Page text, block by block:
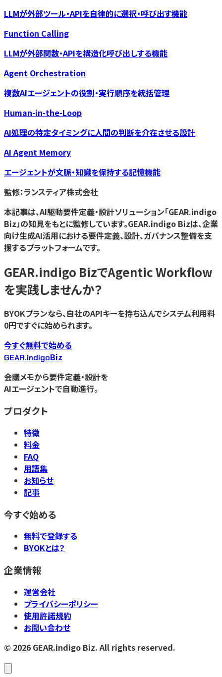
LLMが外部ツール・APIを自律的に選択・呼び出す機能
Function Calling
LLMが外部関数・APIを構造化呼び出しする機能
Agent Orchestration
複数AIエージェントの役割・実行順序を統括管理
Human-in-the-Loop
AI処理の特定タイミングに人間の判断を介在させる設計
AI Agent Memory
エージェントが文脈・知識を保持する記憶機能
監修：ランスティア株式会社
本記事は、AI駆動要件定義・設計ソリューション「GEAR.indigo
Biz」の知見をもとに監修しています。GEAR.indigo Bizは、企業
向け生成AI活用における要件定義、設計、ガバナンス整備を支
援するプラットフォームです。
GEAR.indigo BizでAgentic Workflow
を実践しませんか？
BYOKプランなら、自社のAPIキーを持ち込んでシステム利用料
0円ですぐに始められます。
今すぐ無料で始める
GEAR.indigoBiz
会議メモから要件定義・設計を
AIエージェントで自動進行。
プロダクト
特徴
料金
FAQ
用語集
お知らせ
記事
今すぐ始める
無料で登録する
BYOKとは？
企業情報
運営会社
プライバシーポリシー
使用許諾規約
お問い合わせ
© 2026 GEAR.indigo Biz. All rights reserved.